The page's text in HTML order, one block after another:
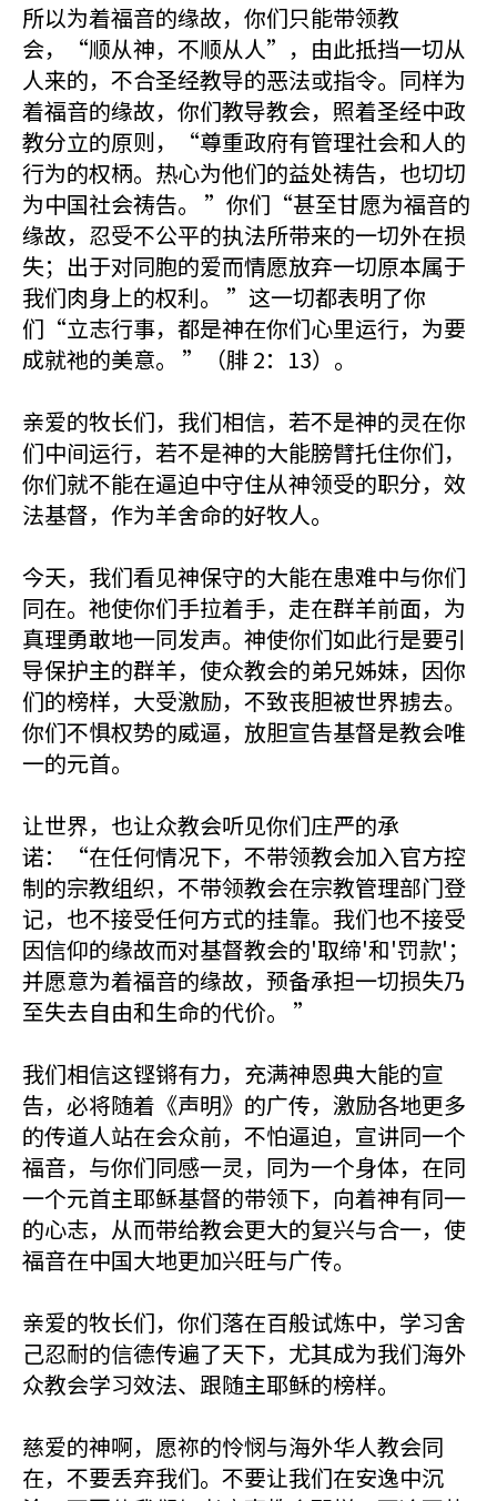
所以为着福音的缘故，你们只能带领教
会，“顺从神，不顺从人”，由此抵挡一切从
人来的，不合圣经教导的恶法或指令。同样为
着福音的缘故，你们教导教会，照着圣经中政
教分立的原则，“尊重政府有管理社会和人的
行为的权柄。热心为他们的益处祷告，也切切
为中国社会祷告。 ”你们“甚至甘愿为福音的
缘故，忍受不公平的执法所带来的一切外在损
失；出于对同胞的爱而情愿放弃一切原本属于
我们肉身上的权利。 ”这一切都表明了你
们“立志行事，都是神在你们心里运行，为要
成就祂的美意。 ”（腓 2：13）。
亲爱的牧长们，我们相信，若不是神的灵在你
们中间运行，若不是神的大能膀臂托住你们，
你们就不能在逼迫中守住从神领受的职分，效
法基督，作为羊舍命的好牧人。
今天，我们看见神保守的大能在患难中与你们
同在。祂使你们手拉着手，走在群羊前面，为
真理勇敢地一同发声。神使你们如此行是要引
导保护主的群羊，使众教会的弟兄姊妹，因你
们的榜样，大受激励，不致丧胆被世界掳去。
你们不惧权势的威逼，放胆宣告基督是教会唯
一的元首。
让世界，也让众教会听见你们庄严的承
诺：“在任何情况下，不带领教会加入官方控
制的宗教组织，不带领教会在宗教管理部门登
记，也不接受任何方式的挂靠。我们也不接受
因信仰的缘故而对基督教会的'取缔'和'罚款'；
并愿意为着福音的缘故，预备承担一切损失乃
至失去自由和生命的代价。 ”
我们相信这铿锵有力，充满神恩典大能的宣
告，必将随着《声明》的广传，激励各地更多
的传道人站在会众前，不怕逼迫，宣讲同一个
福音，与你们同感一灵，同为一个身体，在同
一个元首主耶稣基督的带领下，向着神有同一
的心志，从而带给教会更大的复兴与合一，使
福音在中国大地更加兴旺与广传。
亲爱的牧长们，你们落在百般试炼中，学习舍
己忍耐的信德传遍了天下，尤其成为我们海外
众教会学习效法、跟随主耶稣的榜样。
慈爱的神啊，愿祢的怜悯与海外华人教会同
在，不要丢弃我们。不要让我们在安逸中沉